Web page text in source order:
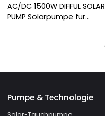
AC/DC 1500W DIFFUL SOLAR
PUMP Solarpumpe für
Pumpe & Technologie